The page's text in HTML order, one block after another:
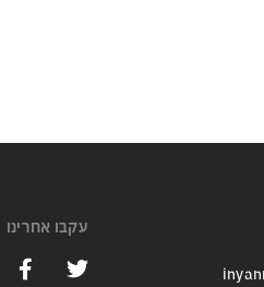
עקבו אחרינו